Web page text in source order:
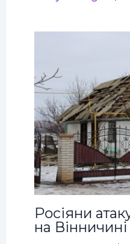
Росіяни
на Вінничині